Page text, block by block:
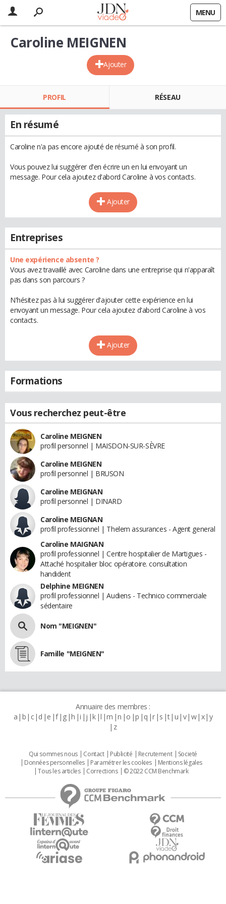
MENU
Ajouter
Caroline MEIGNEN
PROFIL RÉSEAU
En résumé
Caroline n'a pas encore ajouté de résumé à son profil.
Vous pouvez lui suggérer d'en écrire un en lui envoyant un
message. Pour cela ajoutez d'abord Caroline à vos contacts.
Ajouter
Entreprises
Une expérience absente ?
Vous avez travaillé avec Caroline dans une entreprise qui n'apparaît
pas dans son parcours ?
N'hésitez pas à lui suggérer d'ajouter cette expérience en lui
envoyant un message. Pour cela ajoutez d'abord Caroline à vos
contacts.
Ajouter
Formations
Vous recherchez peut-être
Caroline MEIGNEN
profil personnel | MAISDON-SUR-SÈVRE
Caroline MEIGNEN
profil personnel | BRUSON
Caroline MEIGNAN
profil personnel | DINARD
Caroline MEIGNAN
profil professionnel | Thelem assurances - Agent general
Caroline MAIGNAN
profil professionnel | Centre hospitalier de Martigues -
Attaché hospitalier bloc opératoire. consultation
handident
Delphine MEIGNEN
profil professionnel | Audiens - Technico commerciale
sédentaire
Nom "MEIGNEN"
Famille "MEIGNEN"
Annuaire des membres :
a b c d e f g h i j k l m n o p q r s t u v w x y
z
Qui sommes nous Contact Publicité Recrutement
Societé
Données personnelles
Paramétrer les cookies
Mentions légales
Tous les articles
Corrections © 2022 CCM Benchmark